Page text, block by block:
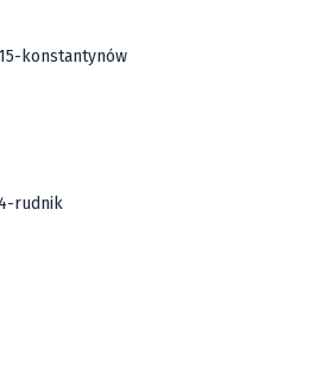
konstantynów
rudnik